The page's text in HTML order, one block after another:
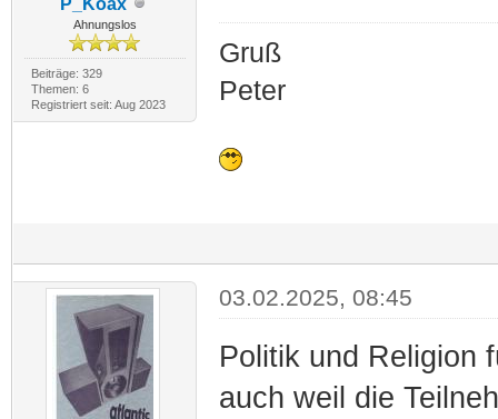
Ahnungslos
Beiträge: 329
Themen: 6
Registriert seit: Aug 2023
Gruß
Peter
03.02.2025, 08:45
Politik und Religion
auch weil die